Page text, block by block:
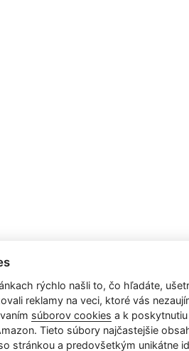
rýchlo našli to, čo hľadáte,
reklamy na veci, ktoré vás
súborov cookies a k
Tieto súbory najčastejšie
stránkou a predovšetkým unikátne